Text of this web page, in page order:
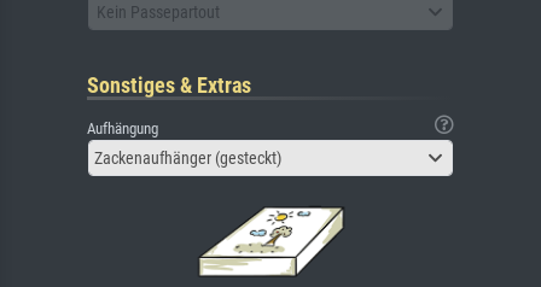
Kein Passepartout
Sonstiges & Extras
Aufhängung
Zackenaufhänger (gesteckt)